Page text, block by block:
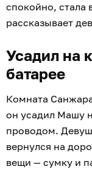
спокойно, стала
рассказывает
Усадил на
батарее
Комната
он усадил Машу
проводом.
вернулся на
вещи — сумку и